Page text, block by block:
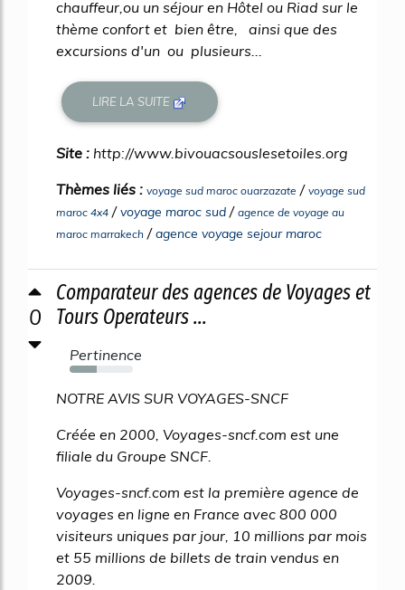
chauffeur,ou un séjour en Hôtel ou Riad sur le
thème confort et bien être, ainsi que des
excursions d'un ou plusieurs...
LIRE LA SUITE
Site : http://www.bivouacsouslesetoiles.org
Thèmes liés : voyage sud maroc ouarzazate / voyage sud
maroc 4x4 /voyage maroc sud / agence de voyage au
maroc marrakech /agence voyage sejour maroc
0
Comparateur des agences de Voyages et
Tours Operateurs ...
Pertinence
43%
NOTRE AVIS SUR VOYAGES-SNCF
Créée en 2000, Voyages-sncf.com est une
filiale du Groupe SNCF.
Voyages-sncf.com est la première agence de
voyages en ligne en France avec 800 000
visiteurs uniques par jour, 10 millions par mois
et 55 millions de billets de train vendus en
2009.